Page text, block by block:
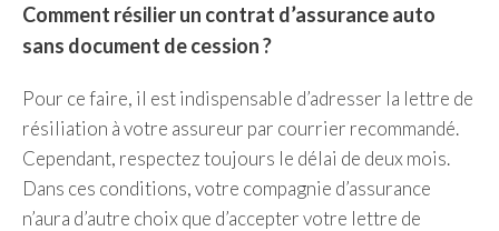
Comment résilier un contrat d’assurance auto
sans document de cession ?
Pour ce faire, il est indispensable d’adresser la lettre de
résiliation à votre assureur par courrier recommandé.
Cependant, respectez toujours le délai de deux mois.
Dans ces conditions, votre compagnie d’assurance
n’aura d’autre choix que d’accepter votre lettre de